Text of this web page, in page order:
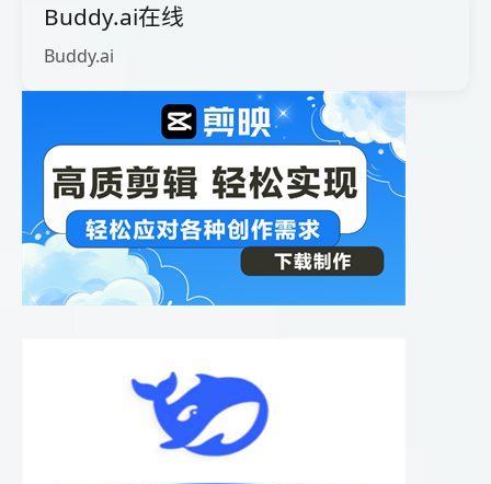
Buddy.ai在线
Buddy.ai